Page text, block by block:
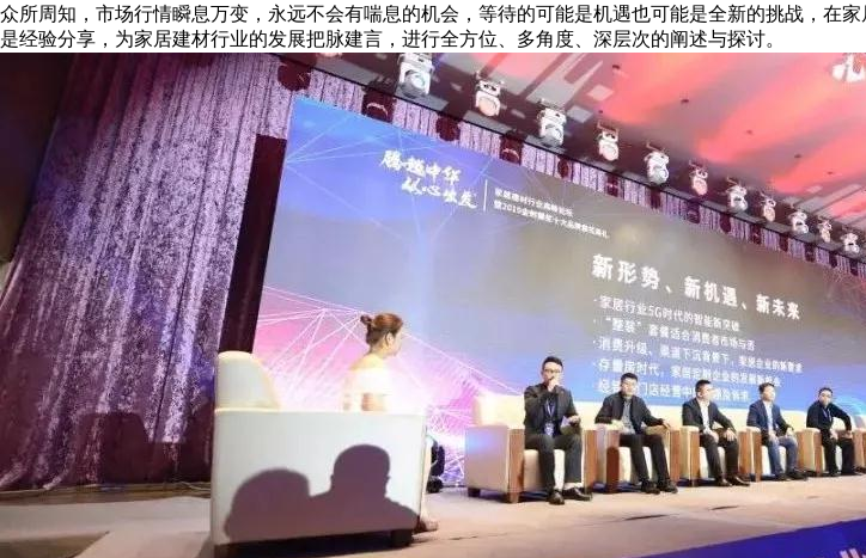
众所周知，市场行情瞬息万变，永远不会有喘息的机会，等待的可能是机遇也可能是全新的挑战，在
是经验分享，为家居建材行业的发展把脉建言，进行全方位、多角度、深层次的阐述与探讨。